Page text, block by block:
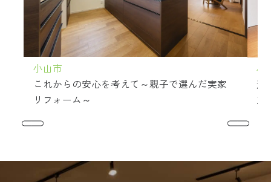
小山市
これからの安心を考えて～親子で選んだ実家
リフォーム～
小
洗
工